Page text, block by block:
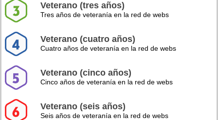
Veterano (tres años)
Tres años de veteranía en la red de webs
Veterano (cuatro años)
Cuatro años de veteranía en la red de webs
Veterano (cinco años)
Cinco años de veteranía en la red de webs
Veterano (seis años)
Seis años de veteranía en la red de webs